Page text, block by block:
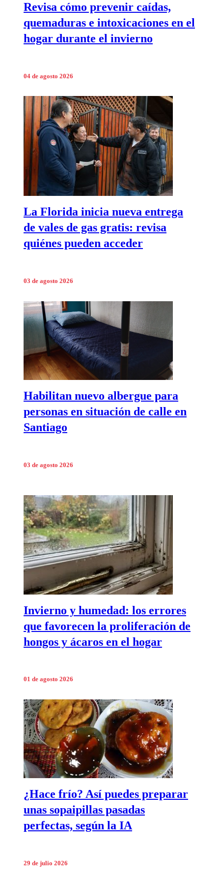
Revisa cómo prevenir caídas,
quemaduras e intoxicaciones en el
hogar durante el invierno
04 de agosto 2026
La Florida inicia nueva entrega
de vales de gas gratis: revisa
quiénes pueden acceder
03 de agosto 2026
Habilitan nuevo albergue para
personas en situación de calle en
Santiago
03 de agosto 2026
Invierno y humedad: los errores
que favorecen la proliferación de
hongos y ácaros en el hogar
01 de agosto 2026
¿Hace frío? Así puedes preparar
unas sopaipillas pasadas
perfectas, según la IA
29 de julio 2026